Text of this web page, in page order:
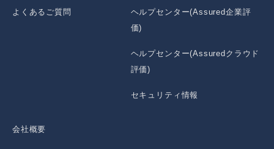
よくあるご質問
ヘルプセンター(Assured企業評
価)
ヘルプセンター(Assuredクラウド
評価)
セキュリティ情報
会社概要